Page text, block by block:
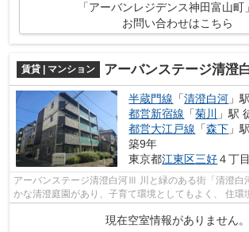
「アーバンレジデンス神田富山町
お問い合わせはこちら
賃貸 | マンション アーバンステージ清澄
半蔵門線 「清澄白河 」
都営新宿線 「菊川
」駅
都営大江戸線 「森下 」
築9年
東京都江東区三好４丁
アーバンステージ清澄白河Ⅲ 川と緑のある街「清澄白河」 清澄白河は、緑豊
かな清澄庭園があり、子育て環境としてもよく、 住環
現在空室情報がありません。